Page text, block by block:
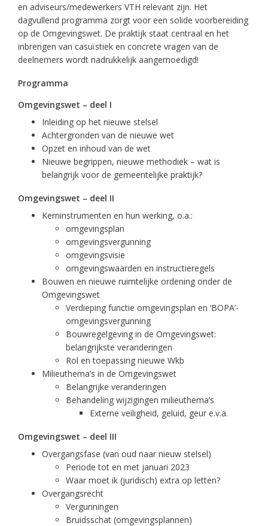
en adviseurs/medewerkers VTH relevant zijn. Het
dagvullend programma zorgt voor een solide voorbereiding
op de Omgevingswet. De praktijk staat centraal en het
inbrengen van casuïstiek en concrete vragen van de
deelnemers wordt nadrukkelijk aangemoedigd!
Programma
Omgevingswet – deel I
Inleiding op het nieuwe stelsel
Achtergronden van de nieuwe wet
Opzet en inhoud van de wet
Nieuwe begrippen, nieuwe methodiek – wat is
belangrijk voor de gemeentelijke praktijk?
Omgevingswet – deel II
Kerninstrumenten en hun werking, o.a.:
omgevingsplan
omgevingsvergunning
omgevingsvisie
omgevingswaarden en instructieregels
Bouwen en nieuwe ruimtelijke ordening onder de
Omgevingswet
Verdieping functie omgevingsplan en ‘BOPA’-
omgevingsvergunning
Bouwregelgeving in de Omgevingswet:
belangrijkste veranderingen
Rol en toepassing nieuwe Wkb
Milieuthema’s in de Omgevingswet
Belangrijke veranderingen
Behandeling wijzigingen milieuthema’s
Externe veiligheid, geluid, geur e.v.a.
Omgevingswet – deel III
Overgangsfase (van oud naar nieuw stelsel)
Periode tot en met januari 2023
Waar moet ik (juridisch) extra op letten?
Overgangsrecht
Vergunningen
Bruidsschat (omgevingsplannen)